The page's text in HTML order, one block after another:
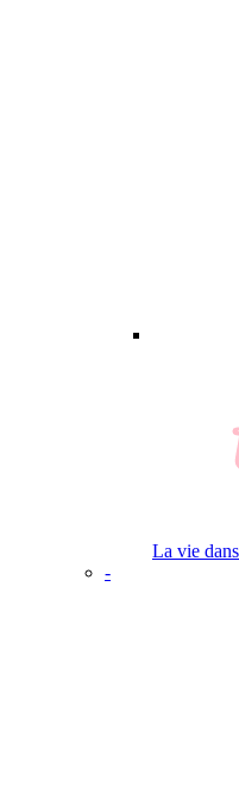
La vie
-